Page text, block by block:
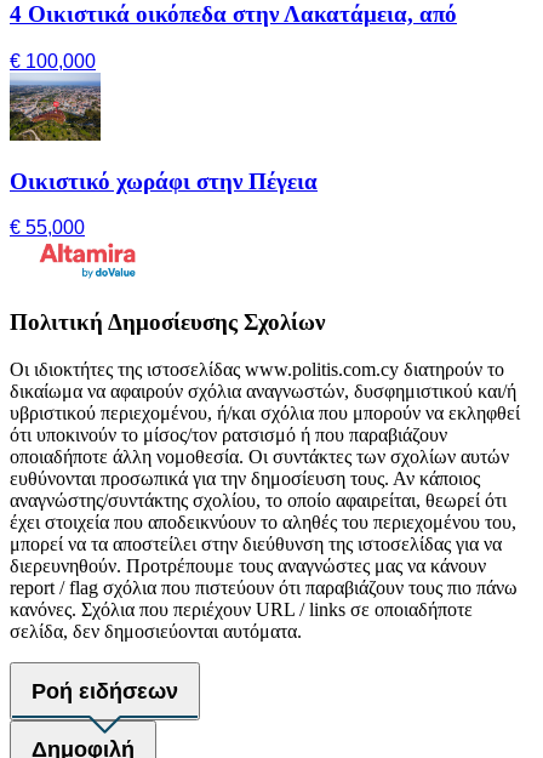
4 Οικιστικά οικόπεδα στην Λακατάμεια, από
€ 100,000
Οικιστικό χωράφι στην Πέγεια
€ 55,000
Πολιτική Δημοσίευσης Σχολίων
Οι ιδιοκτήτες της ιστοσελίδας www.politis.com.cy διατηρούν το
δικαίωμα να αφαιρούν σχόλια αναγνωστών, δυσφημιστικού και/ή
υβριστικού περιεχομένου, ή/και σχόλια που μπορούν να εκληφθεί
ότι υποκινούν το μίσος/τον ρατσισμό ή που παραβιάζουν
οποιαδήποτε άλλη νομοθεσία. Οι συντάκτες των σχολίων αυτών
ευθύνονται προσωπικά για την δημοσίευση τους. Αν κάποιος
αναγνώστης/συντάκτης σχολίου, το οποίο αφαιρείται, θεωρεί ότι
έχει στοιχεία που αποδεικνύουν το αληθές του περιεχομένου του,
μπορεί να τα αποστείλει στην διεύθυνση της ιστοσελίδας για να
διερευνηθούν. Προτρέπουμε τους αναγνώστες μας να κάνουν
report / flag σχόλια που πιστεύουν ότι παραβιάζουν τους πιο πάνω
κανόνες. Σχόλια που περιέχουν URL / links σε οποιαδήποτε
σελίδα, δεν δημοσιεύονται αυτόματα.
Ροή ειδήσεων
Δημοφιλή